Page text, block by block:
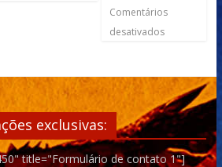
Comentários
desativados
exclusivas:
title="Formulário de contato 1"]